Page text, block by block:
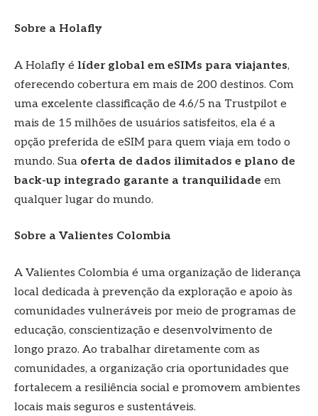
Sobre a Holafly
A Holafly é líder global em eSIMs para viajantes,
oferecendo cobertura em mais de 200 destinos. Com
uma excelente classificação de 4.6/5 na Trustpilot e
mais de 15 milhões de usuários satisfeitos, ela é a
opção preferida de eSIM para quem viaja em todo o
mundo. Sua oferta de dados ilimitados e plano de
back-up integrado garante a tranquilidade em
qualquer lugar do mundo.
Sobre a Valientes Colombia
A Valientes Colombia é uma organização de liderança
local dedicada à prevenção da exploração e apoio às
comunidades vulneráveis por meio de programas de
educação, conscientização e desenvolvimento de
longo prazo. Ao trabalhar diretamente com as
comunidades, a organização cria oportunidades que
fortalecem a resiliência social e promovem ambientes
locais mais seguros e sustentáveis.